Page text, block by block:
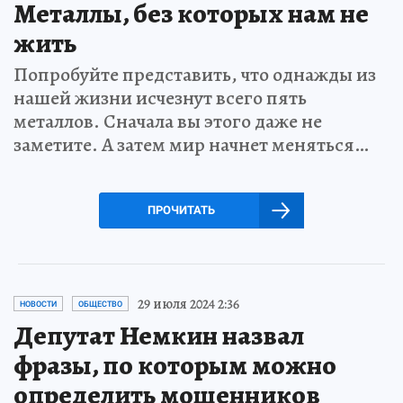
Металлы, без которых нам не
жить
Попробуйте представить, что однажды из
нашей жизни исчезнут всего пять
металлов. Сначала вы этого даже не
заметите. А затем мир начнет меняться…
ПРОЧИТАТЬ
НОВОСТИ ОБЩЕСТВО 29 июля 2024 2:36
Депутат Немкин назвал
фразы, по которым можно
определить мошенников